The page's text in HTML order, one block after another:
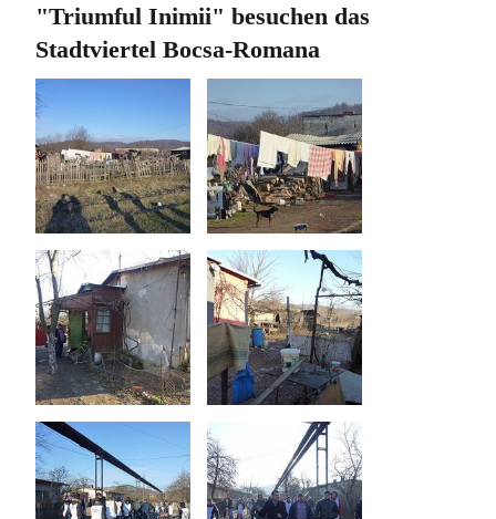
"Triumful Inimii" besuchen das
Stadtviertel Bocsa-Romana